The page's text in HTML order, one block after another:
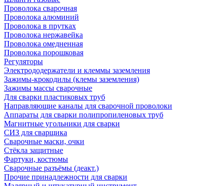
Проволока сварочная
Проволока алюминий
Проволока в прутках
Проволока нержавейка
Проволока омедненная
Проволока порошковая
Регуляторы
Электрододержатели и клеммы заземления
Зажимы-крокодилы (клемы заземления)
Зажимы массы сварочные
Для сварки пластиковых труб
Направляющие каналы для сварочной проволоки
Аппараты для сварки полипропиленовых труб
Магнитные угольники для сварки
СИЗ для сварщика
Сварочные маски, очки
Стёкла защитные
Фартуки, костюмы
Сварочные разъёмы (деакт.)
Прочие принадлежности для сварки